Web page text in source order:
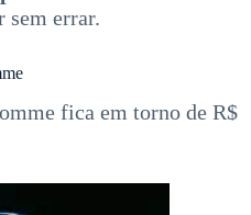
sem errar.
fica em torno de R$